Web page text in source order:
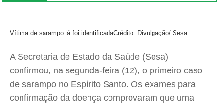
Vítima de sarampo já foi identificadaCrédito: Divulgação/ Sesa
A Secretaria de Estado da Saúde (Sesa)
confirmou, na segunda-feira (12), o primeiro caso
de sarampo no Espírito Santo. Os exames para
confirmação da doença comprovaram que uma